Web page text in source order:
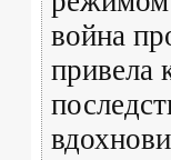
война
привела